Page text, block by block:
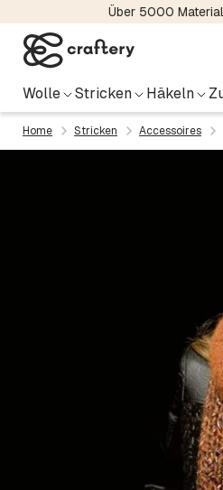
Über 5000
Wolle Stricken Häkeln
Home Stricken Accessoires